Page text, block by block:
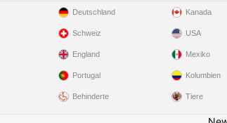
Deutschland
Schweiz
England
Portugal
Behinderte
Kanada
USA
Mexiko
Kolumbien
Tiere